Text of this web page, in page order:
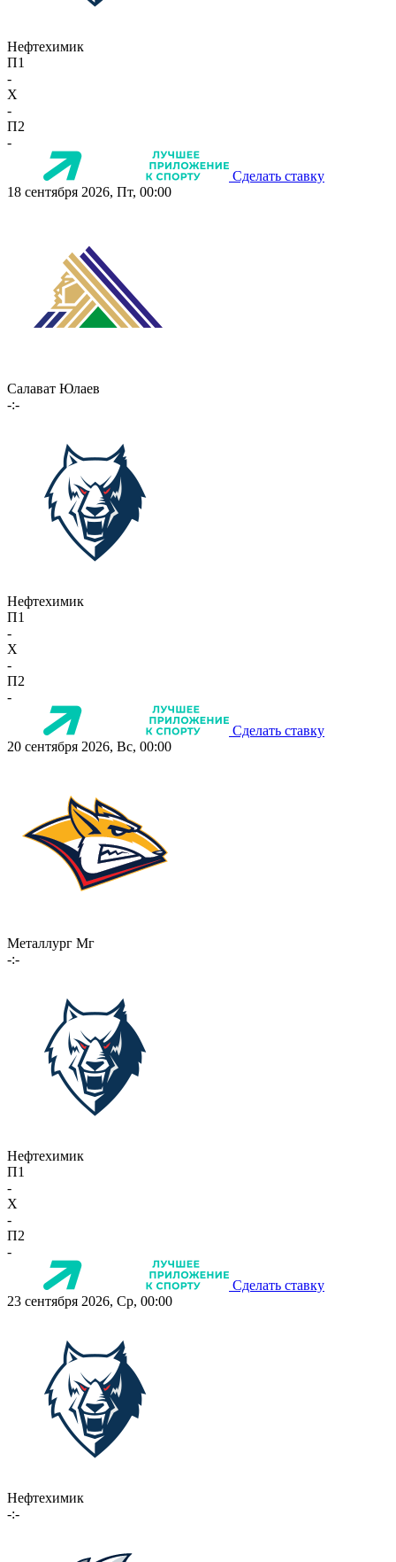
Нефтехимик
П1
-
X
-
П2
-
Сделать ставку
18 сентября 2026, Пт, 00:00
Салават Юлаев
-:-
Нефтехимик
П1
-
X
-
П2
-
Сделать ставку
20 сентября 2026, Вс, 00:00
Металлург Мг
-:-
Нефтехимик
П1
-
X
-
П2
-
Сделать ставку
23 сентября 2026, Ср, 00:00
Нефтехимик
-:-